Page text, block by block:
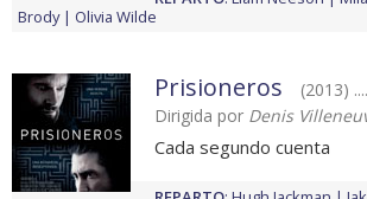
Brody
Olivia Wilde
Prisioneros
(2013)
Dirigida por Denis
Cada segundo cuenta